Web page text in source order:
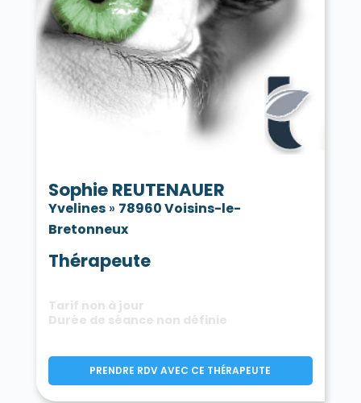
Sophie REUTENAUER
Yvelines» 78960 Voisins-le-
Bretonneux
Thérapeute
Tarif non à jour
Durée de séance non définie
PRENDRE RDV AVEC CE THÉRAPEUTE